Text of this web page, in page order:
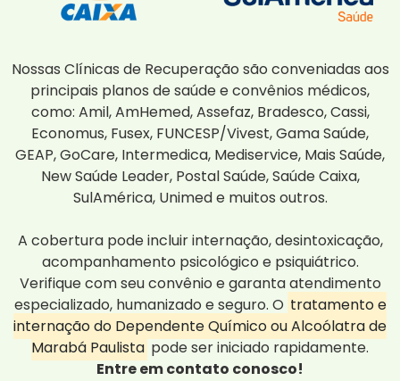
Nossas Clínicas de Recuperação são conveniadas aos
principais planos de saúde e convênios médicos,
como: Amil, AmHemed, Assefaz, Bradesco, Cassi,
Economus, Fusex, FUNCESP/Vivest, Gama Saúde,
GEAP, GoCare, Intermedica, Mediservice, Mais Saúde,
New Saúde Leader, Postal Saúde, Saúde Caixa,
SulAmérica, Unimed e muitos outros.
A cobertura pode incluir internação, desintoxicação,
acompanhamento psicológico e psiquiátrico.
Verifique com seu convênio e garanta atendimento
especializado, humanizado e seguro. O tratamento e
internação do Dependente Químico ou Alcoólatra de
Marabá Paulista pode ser iniciado rapidamente.
Entre em contato conosco!